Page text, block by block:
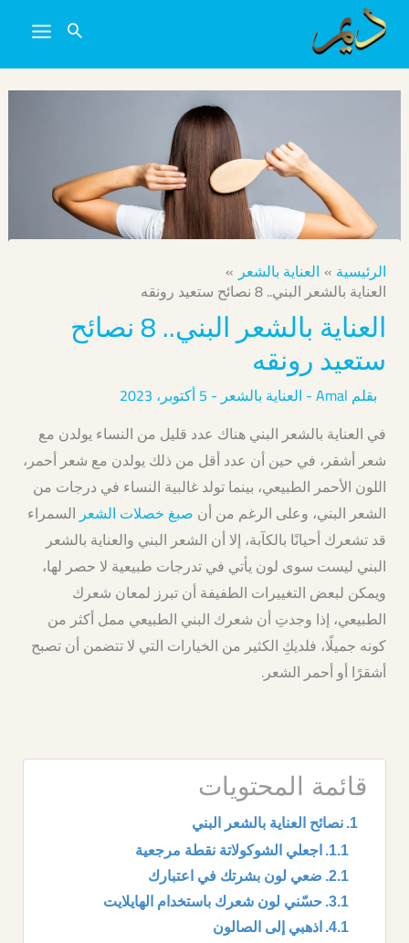
تخطي
المحتوى
الرئيسية العناية بالشعر
العناية بالشعر البني.. 8 نصائح ستعيد رونقه
العناية بالشعر البني.. 8 نصائح
ستعيد رونقه
بقلم Amal
- العناية بالشعر - 5 أكتوبر، 2023
في العناية بالشعر البني هناك عدد قليل من النساء يولدن مع
شعر أشقر، في حين أن عدد أقل من ذلك يولدن مع شعر أحمر،
اللون الأحمر الطبيعي، بينما تولد غالبية النساء في درجات من
الشعر البني، وعلى الرغم من أن صبغ خصلات الشعر السمراء
قد تشعرك أحيانًا بالكآبة، إلا أن الشعر البني والعناية بالشعر
البني ليست سوى لون يأتي في تدرجات طبيعية لا حصر لها،
ويمكن لبعض التغييرات الطفيفة أن تبرز لمعان شعرك
الطبيعي، إذا وجدتِ أن شعرك البني الطبيعي ممل أكثر من
كونه جميلًا، فلديكِ الكثير من الخيارات التي لا تتضمن أن تصبح
أشقرًا أو أحمر الشعر.
قائمة المحتويات
نصائح العناية بالشعر البني
اجعلي الشوكولاتة نقطة مرجعية
ضعي لون بشرتك في اعتبارك
حسّني لون شعرك باستخدام الهايلايت
اذهبي إلى الصالون